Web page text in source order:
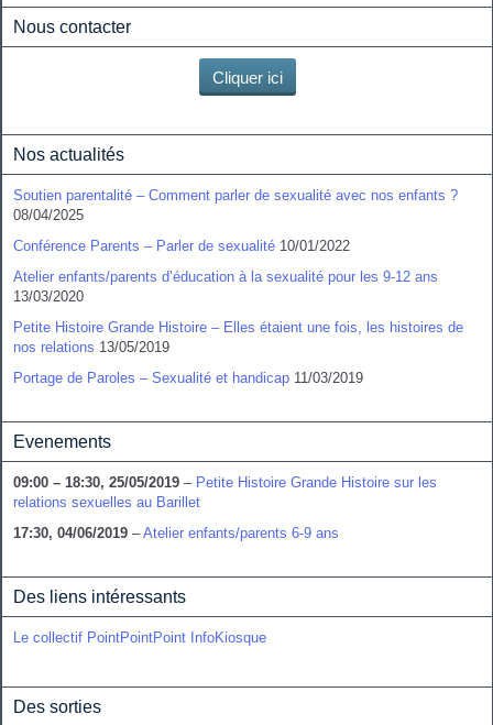
Nous contacter
Cliquer ici
Nos actualités
Soutien parentalité – Comment parler de sexualité avec nos enfants ?
08/04/2025
Conférence Parents – Parler de sexualité 10/01/2022
Atelier enfants/parents d’éducation à la sexualité pour les 9-12 ans
13/03/2020
Petite Histoire Grande Histoire – Elles étaient une fois, les histoires de
nos relations 13/05/2019
Portage de Paroles – Sexualité et handicap 11/03/2019
Evenements
09:00 – 18:30, 25/05/2019 – Petite Histoire Grande Histoire sur les
relations sexuelles au Barillet
17:30, 04/06/2019 –Atelier enfants/parents 6-9 ans
Des liens intéressants
Le collectif PointPointPoint InfoKiosque
Des sorties